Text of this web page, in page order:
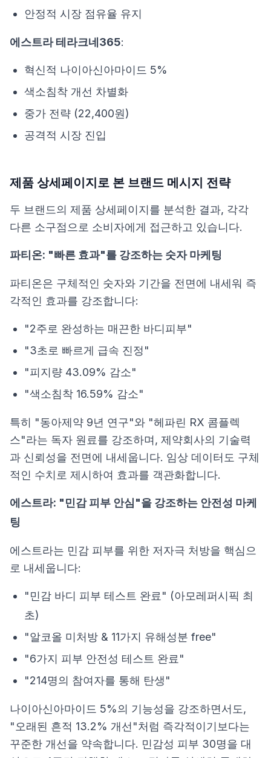
안정적 시장 점유율 유지
에스트라 테라크네365:
혁신적 나이아신아마이드 5%
색소침착 개선 차별화
중가 전략 (22,400원)
공격적 시장 진입
제품 상세페이지로 본 브랜드 메시지 전략
두 브랜드의 제품 상세페이지를 분석한 결과, 각각
다른 소구점으로 소비자에게 접근하고 있습니다.
파티온: "빠른 효과"를 강조하는 숫자 마케팅
파티온은 구체적인 숫자와 기간을 전면에 내세워 즉
각적인 효과를 강조합니다:
"2주로 완성하는 매끈한 바디피부"
"3초로 빠르게 급속 진정"
"피지량 43.09% 감소"
"색소침착 16.59% 감소"
특히 "동아제약 9년 연구"와 "헤파린 RX 콤플렉
스"라는 독자 원료를 강조하며, 제약회사의 기술력
과 신뢰성을 전면에 내세웁니다. 임상 데이터도 구체
적인 수치로 제시하여 효과를 객관화합니다.
에스트라: "민감 피부 안심"을 강조하는 안전성 마케
팅
에스트라는 민감 피부를 위한 저자극 처방을 핵심으
로 내세웁니다:
"민감 바디 피부 테스트 완료" (아모레퍼시픽 최
초)
"알코올 미처방 & 11가지 유해성분 free"
"6가지 피부 안전성 테스트 완료"
"214명의 참여자를 통해 탄생"
나이아신아마이드 5%의 기능성을 강조하면서도,
"오래된 흔적 13.2% 개선"처럼 즉각적이기보다는
꾸준한 개선을 약속합니다. 민감성 피부 30명을 대